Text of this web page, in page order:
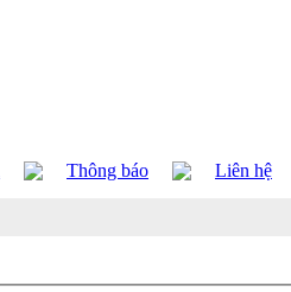
Thông báo Liên hệ